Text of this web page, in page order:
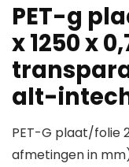
PET-g
x 1250 x
alt-
PET-G plaat/folie
afmetingen in